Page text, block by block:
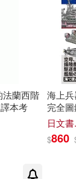
康特洛維茨(2)
夫(2)
(2)
曼尼文化(2)
(2)
法蘭西階
本考
海上
完全
日文
$860